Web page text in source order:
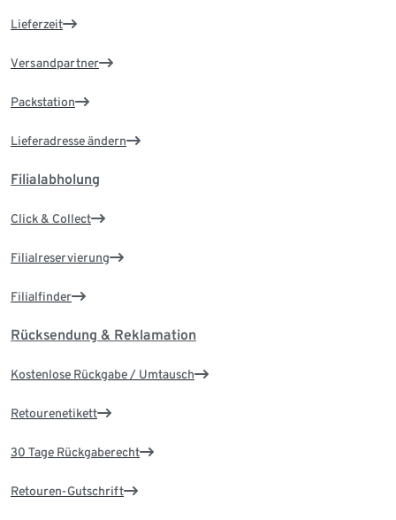
Lieferzeit
Versandpartner
Packstation
Lieferadresse ändern
Filialabholung
Click & Collect
Filialreservierung
Filialfinder
Rücksendung & Reklamation
Kostenlose Rückgabe / Umtausch
Retourenetikett
30 Tage Rückgaberecht
Retouren-Gutschrift